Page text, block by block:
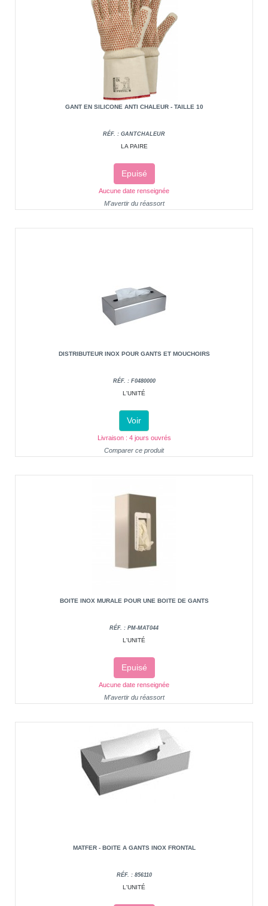
GANT EN SILICONE ANTI CHALEUR - TAILLE 10
RÉF. : GANTCHALEUR
LA PAIRE
Epuisé
Aucune date renseignée
M'avertir du réassort
DISTRIBUTEUR INOX POUR GANTS ET MOUCHOIRS
RÉF. : F0480000
L'UNITÉ
Voir
Livraison : 4 jours ouvrés
Comparer ce produit
BOITE INOX MURALE POUR UNE BOITE DE GANTS
RÉF. : PM-MAT044
L'UNITÉ
Epuisé
Aucune date renseignée
M'avertir du réassort
MATFER - BOITE A GANTS INOX FRONTAL
RÉF. : 856110
L'UNITÉ